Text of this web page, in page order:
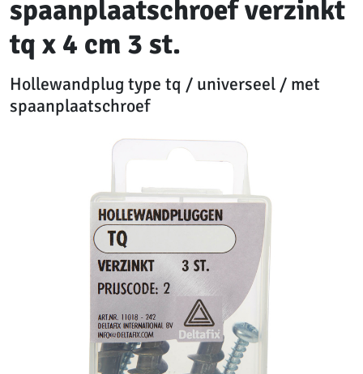
spaanplaatschroef verzinkt
tq x 4 cm 3 st.
Hollewandplug type tq / universeel / met
spaanplaatschroef